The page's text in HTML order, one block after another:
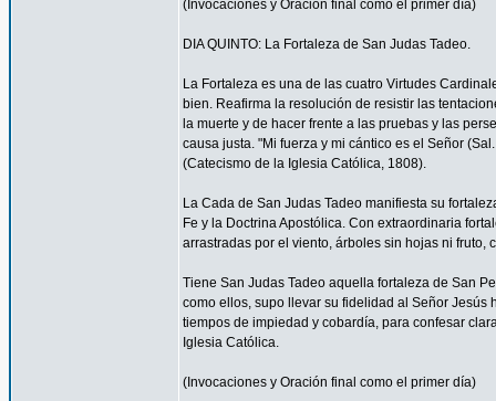
(Invocaciones y Oración final como el primer día)
DIA QUINTO: La Fortaleza de San Judas Tadeo.
La Fortaleza es una de las cuatro Virtudes
bien. Reafirma la resolución de resistir las
la muerte y de hacer frente a las pruebas y las
causa justa. "Mi fuerza y mi cántico es el Señor
(Catecismo de la Iglesia Católica, 1808).
La Cada de San Judas Tadeo manifiesta su
Fe y la Doctrina Apostólica. Con extraordinaria
arrastradas por el viento, árboles sin hojas ni fruto,
Tiene San Judas Tadeo aquella fortaleza de San
como ellos, supo llevar su fidelidad al Señor Jesús
tiempos de impiedad y cobardía, para confesar
Iglesia Católica.
(Invocaciones y Oración final como el primer día)